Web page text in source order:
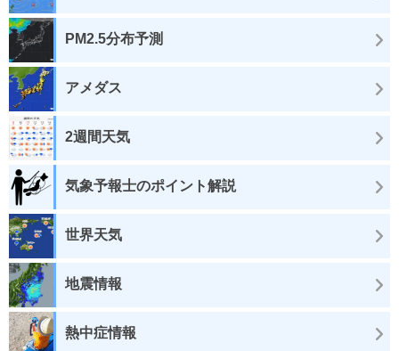
PM2.5分布予測
アメダス
2週間天気
気象予報士のポイント解説
世界天気
地震情報
熱中症情報